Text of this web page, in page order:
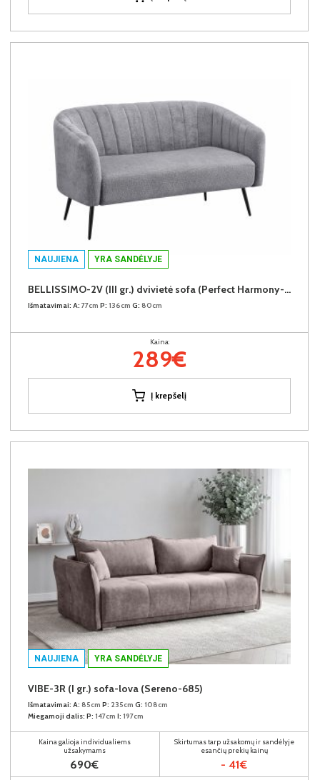
NAUJIENA YRA SANDĖLYJE
BELLISSIMO-2V (III gr.) dvivietė sofa (Perfect Harmony-85)
Išmatavimai: A: 77cm P: 136cm G: 80cm
Kaina:
289€
Į krepšelį
NAUJIENA YRA SANDĖLYJE
VIBE-3R (I gr.) sofa-lova (Sereno-685)
Išmatavimai: A: 85cm P: 235cm G: 108cm
Miegamoji dalis: P: 147cm I: 197cm
Kaina galioja individualiems
užsakymams
690€
Skirtumas tarp užsakomų ir sandėlyje
esančių prekių kainų
- 41€